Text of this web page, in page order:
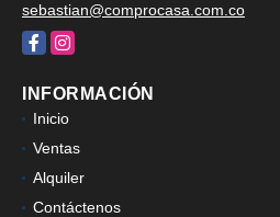
sebastian@comprocasa.com.co
FacebookInstagram
INFORMACIÓN
Inicio
Ventas
Alquiler
Contáctenos